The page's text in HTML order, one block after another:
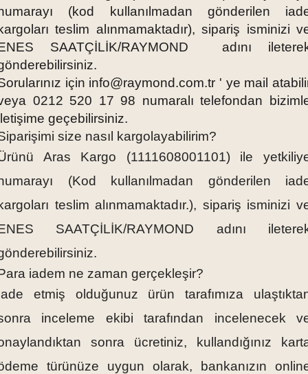
(kod kullanılmadan gönderilen
teslim alınmamaktadır), sipariş isminizi
SAATÇİLİK/RAYMOND adını
için info@raymond.com.tr ' ye mail
0212 520 17 98 numaralı telefondan
geçebilirsiniz.
size nasıl kargolayabilirim?
Aras Kargo (1111608001101) ile
(Kod kullanılmadan gönderilen
teslim alınmamaktadır.), sipariş isminizi
SAATÇİLİK/RAYMOND adını
iadem ne zaman gerçekleşir?
etmiş olduğunuz ürün tarafımıza
inceleme ekibi tarafından incelenecek
sonra ücretiniz, kullandığınız
türünüze uygun olarak, bankanızın